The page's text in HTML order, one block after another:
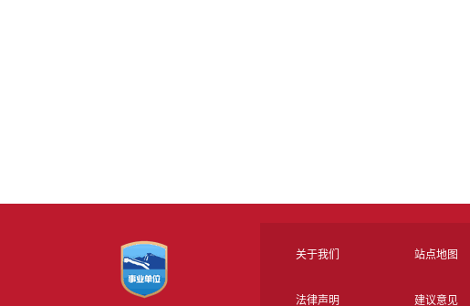
关于我们 站点地图
法律声明 建议意见